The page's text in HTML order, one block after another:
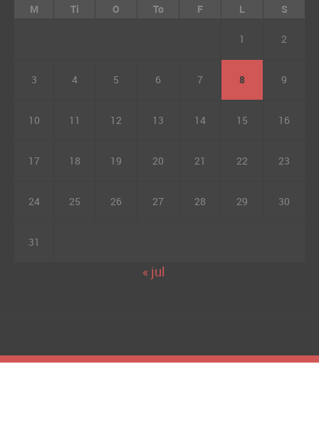
M Ti O To F L S
1 2
3 4 5 6 7 8 9
10 11 12 13 14 15 16
17 18 19 20 21 22 23
24 25 26 27 28 29 30
31
« jul